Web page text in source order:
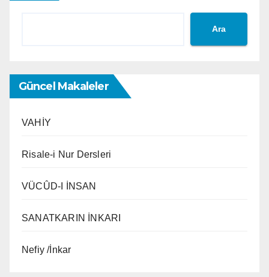
Ara
Güncel Makaleler
VAHİY
Risale-i Nur Dersleri
VÜCÛD-I İNSAN
SANATKARIN İNKARI
Nefiy /İnkar